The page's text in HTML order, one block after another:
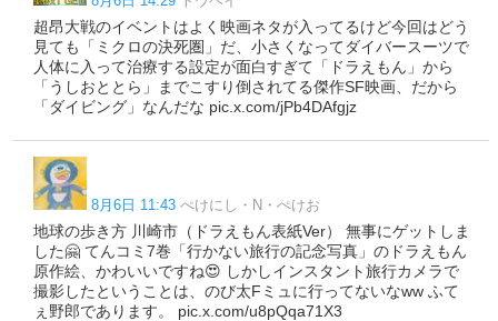
超昂大戦のイベントはよく映画ネタが入ってるけど今回はどう
見ても「ミクロの決死圏」だ、小さくなってダイバースーツで
人体に入って治療する設定が面白すぎて「ドラえもん」から
「うしおととら」までこすり倒されてる傑作SF映画、だから
「ダイビング」なんだな pic.x.com/jPb4DAfgjz
8月6日 11:43 ぺけにし・N・ぺけお
地球の歩き方 川崎市（ドラえもん表紙Ver） 無事にゲットしま
した🤗 てんコミ7巻「行かない旅行の記念写真」のドラえもん
原作絵、かわいいですね😍 しかしインスタント旅行カメラで
撮影したということは、のび太Fミュに行ってないなww ふて
ぇ野郎であります。 pic.x.com/u8pQqa71X3